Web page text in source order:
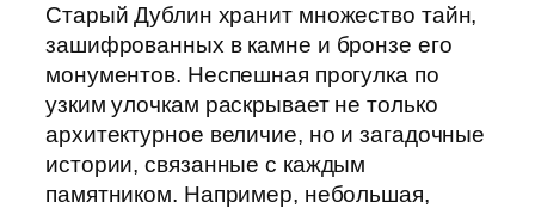
Старый Дублин хранит множество тайн,
зашифрованных в камне и бронзе его
монументов. Неспешная прогулка по
узким улочкам раскрывает не только
архитектурное величие, но и загадочные
истории, связанные с каждым
памятником. Например, небольшая,